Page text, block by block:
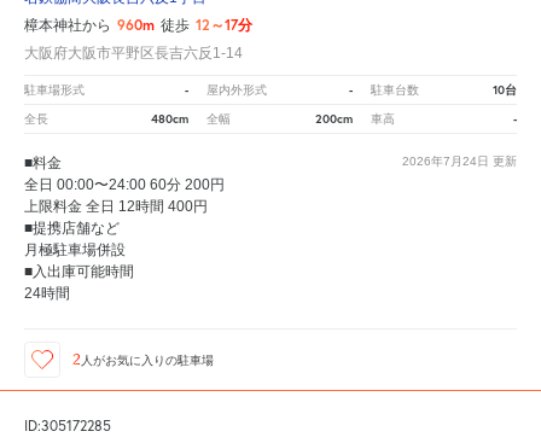
樟本神社から 960m 徒歩 12～17分
大阪府大阪市平野区長吉六反1-14
駐車場形式 - 屋内外形式 - 駐車台数 10台
全長 480cm 全幅 200cm 車高 -
2026年7月24日 更新
■料金
全日 00:00〜24:00 60分 200円
上限料金 全日 12時間 400円
■提携店舗など
月極駐車場併設
■入出庫可能時間
24時間
2 人がお気に入りの駐車場
ID:305172285